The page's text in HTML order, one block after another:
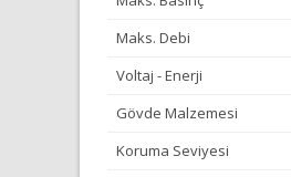
Maks. Debi
Voltaj - Enerji
Gövde Malzemesi
Koruma Seviyesi